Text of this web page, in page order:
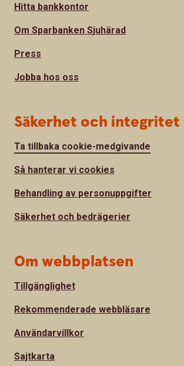
Hitta bankkontor
Om Sparbanken Sjuhärad
Press
Jobba hos oss
Säkerhet och integritet
Ta tillbaka cookie-medgivande
Så hanterar vi cookies
Behandling av personuppgifter
Säkerhet och bedrägerier
Om webbplatsen
Tillgänglighet
Rekommenderade webbläsare
Användarvillkor
Sajtkarta